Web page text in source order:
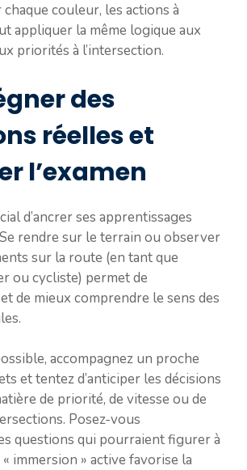
couleur, les actions à
appliquer la même logique aux
priorités à l’intersection.
des
réelles et
l’examen
d’ancrer ses apprentissages
rendre sur le terrain ou observer
sur la route (en tant que
ou cycliste) permet de
de mieux comprendre le sens des
accompagnez un proche
et tentez d’anticiper les décisions
de priorité, de vitesse ou de
Posez-vous
questions qui pourraient figurer à
« immersion » active favorise la